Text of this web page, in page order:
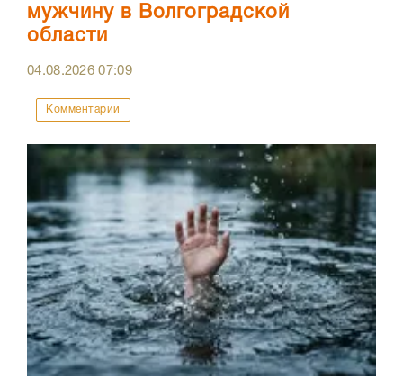
мужчину в Волгоградской
области
04.08.202607:09
Комментарии